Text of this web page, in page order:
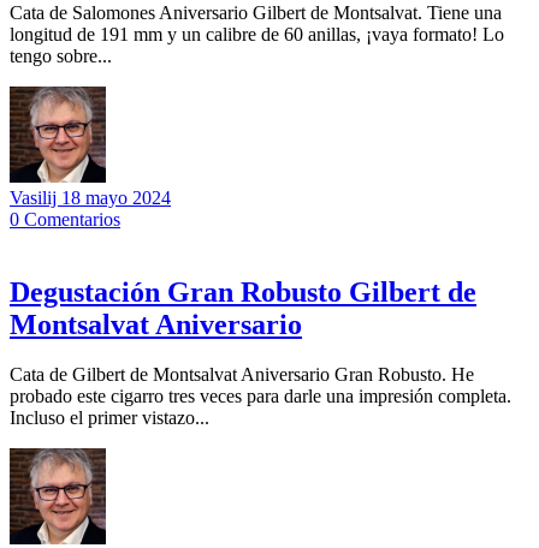
Cata de Salomones Aniversario Gilbert de Montsalvat. Tiene una
longitud de 191 mm y un calibre de 60 anillas, ¡vaya formato! Lo
tengo sobre...
Vasilij 18 mayo 2024
0 Comentarios
Degustación Gran Robusto Gilbert de
Montsalvat Aniversario
Cata de Gilbert de Montsalvat Aniversario Gran Robusto. He
probado este cigarro tres veces para darle una impresión completa.
Incluso el primer vistazo...